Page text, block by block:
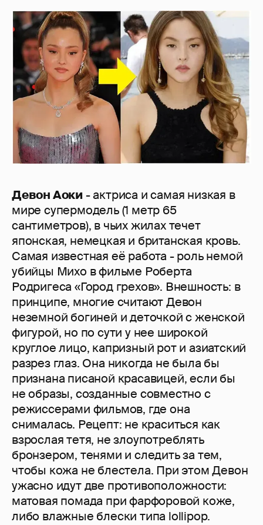
Девон Аоки - актриса и самая низкая в
мире супермодель (1 метр 65
сантиметров), в чьих жилах течет
японская, немецкая и британская кровь.
Самая известная её работа - роль немой
убийцы Михо в фильме Роберта
Родригеса «Город грехов». Внешность: в
принципе, многие считают Девон
неземной богиней и деточкой с женской
фигурой, но по сути у нее широкой
круглое лицо, капризный рот и азиатский
разрез глаз. Она никогда не была бы
признана писаной красавицей, если бы
не образы, созданные совместно с
режиссерами фильмов, где она
снималась. Рецепт: не краситься как
взрослая тетя, не злоупотреблять
бронзером, тенями и следить за тем,
чтобы кожа не блестела. При этом Девон
ужасно идут две противоположности:
матовая помада при фарфоровой коже,
либо влажные блески типа lollipop.